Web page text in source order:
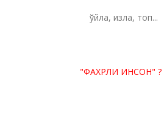
"ФАХРЛИ ИНСОН"?